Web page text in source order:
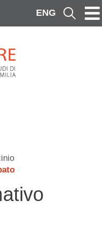
ENG Cerca